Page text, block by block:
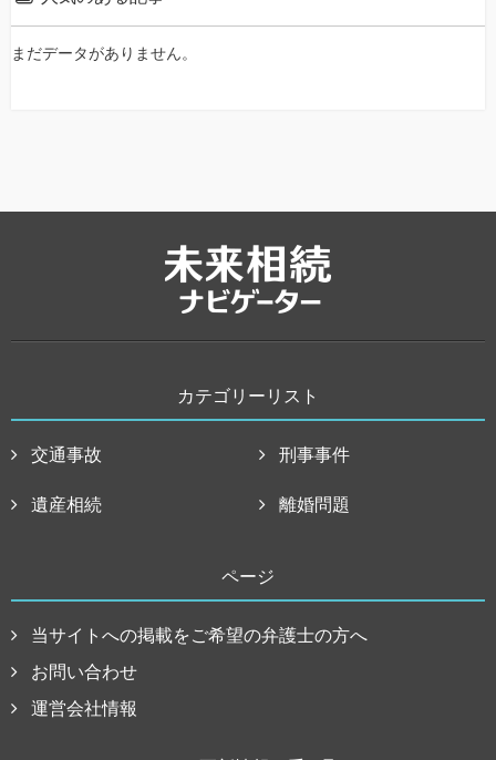
まだデータがありません。
カテゴリーリスト
交通事故 刑事事件
遺産相続 離婚問題
ページ
当サイトへの掲載をご希望の弁護士の方へ
お問い合わせ
運営会社情報